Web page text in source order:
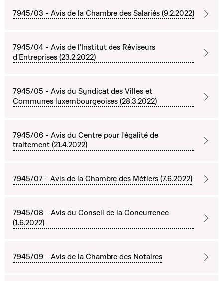
7945/03 - Avis de la Chambre des Salariés (9.2.2022)
7945/04 - Avis de l'Institut des Réviseurs
d'Entreprises (23.2.2022)
7945/05 - Avis du Syndicat des Villes et
Communes luxembourgeoises (28.3.2022)
7945/06 - Avis du Centre pour l'égalité de
traitement (21.4.2022)
7945/07 - Avis de la Chambre des Métiers (7.6.2022)
7945/08 - Avis du Conseil de la Concurrence
(1.6.2022)
7945/09 - Avis de la Chambre des Notaires